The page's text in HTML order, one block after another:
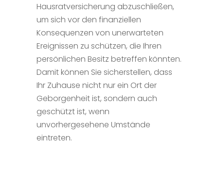
Hausratversicherung abzuschließen,
um sich vor den finanziellen
Konsequenzen von unerwarteten
Ereignissen zu schützen, die Ihren
persönlichen Besitz betreffen könnten.
Damit können Sie sicherstellen, dass
Ihr Zuhause nicht nur ein Ort der
Geborgenheit ist, sondern auch
geschützt ist, wenn
unvorhergesehene Umstände
eintreten.